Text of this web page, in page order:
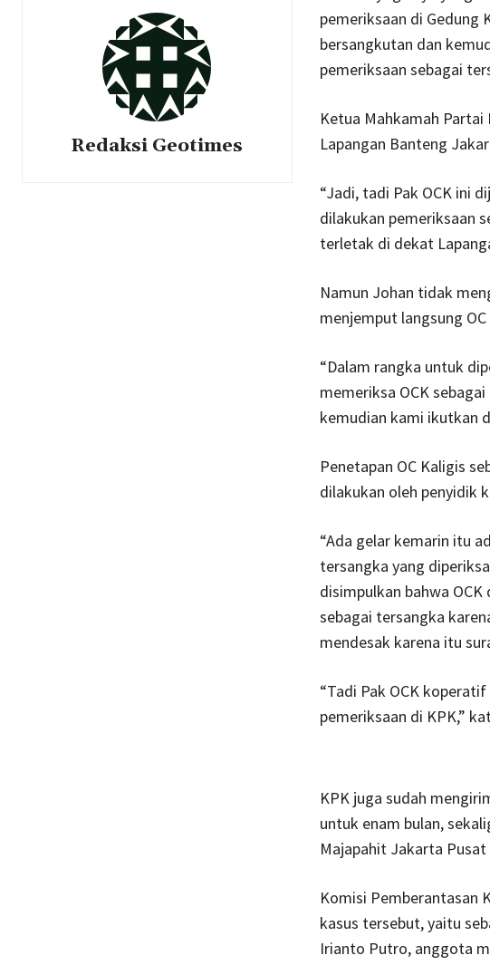
Redaksi Geotimes
pemeriksaan di Gedung
bersangkutan dan
pemeriksaan sebagai
Ketua Mahkamah
Lapangan Banteng
“Jadi, tadi Pak OCK ini
dilakukan pemeriksaan
terletak di dekat
Namun Johan tidak
menjemput langsung
“Dalam rangka untuk
memeriksa OCK
kemudian kami ikutkan
Penetapan OC Kaligis
dilakukan oleh penyidik
“Ada gelar kemarin itu
tersangka yang
disimpulkan bahwa
sebagai tersangka
mendesak karena itu
“Tadi Pak OCK
pemeriksaan di KPK,”
KPK juga sudah
untuk enam bulan,
Majapahit Jakarta
Komisi Pemberantasan
kasus tersebut, yaitu
Irianto Putro, anggota